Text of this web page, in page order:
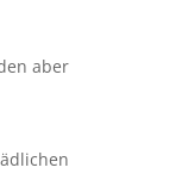
aber